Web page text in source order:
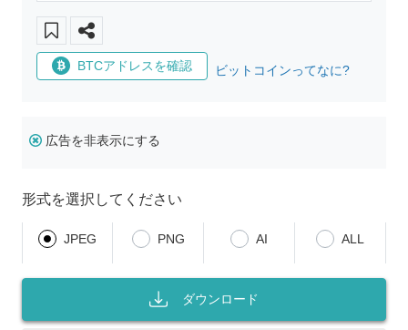
BTCアドレスを確認 ビットコインってなに?
広告を非表示にする
形式を選択してください
JPEG PNG AI ALL
ダウンロード